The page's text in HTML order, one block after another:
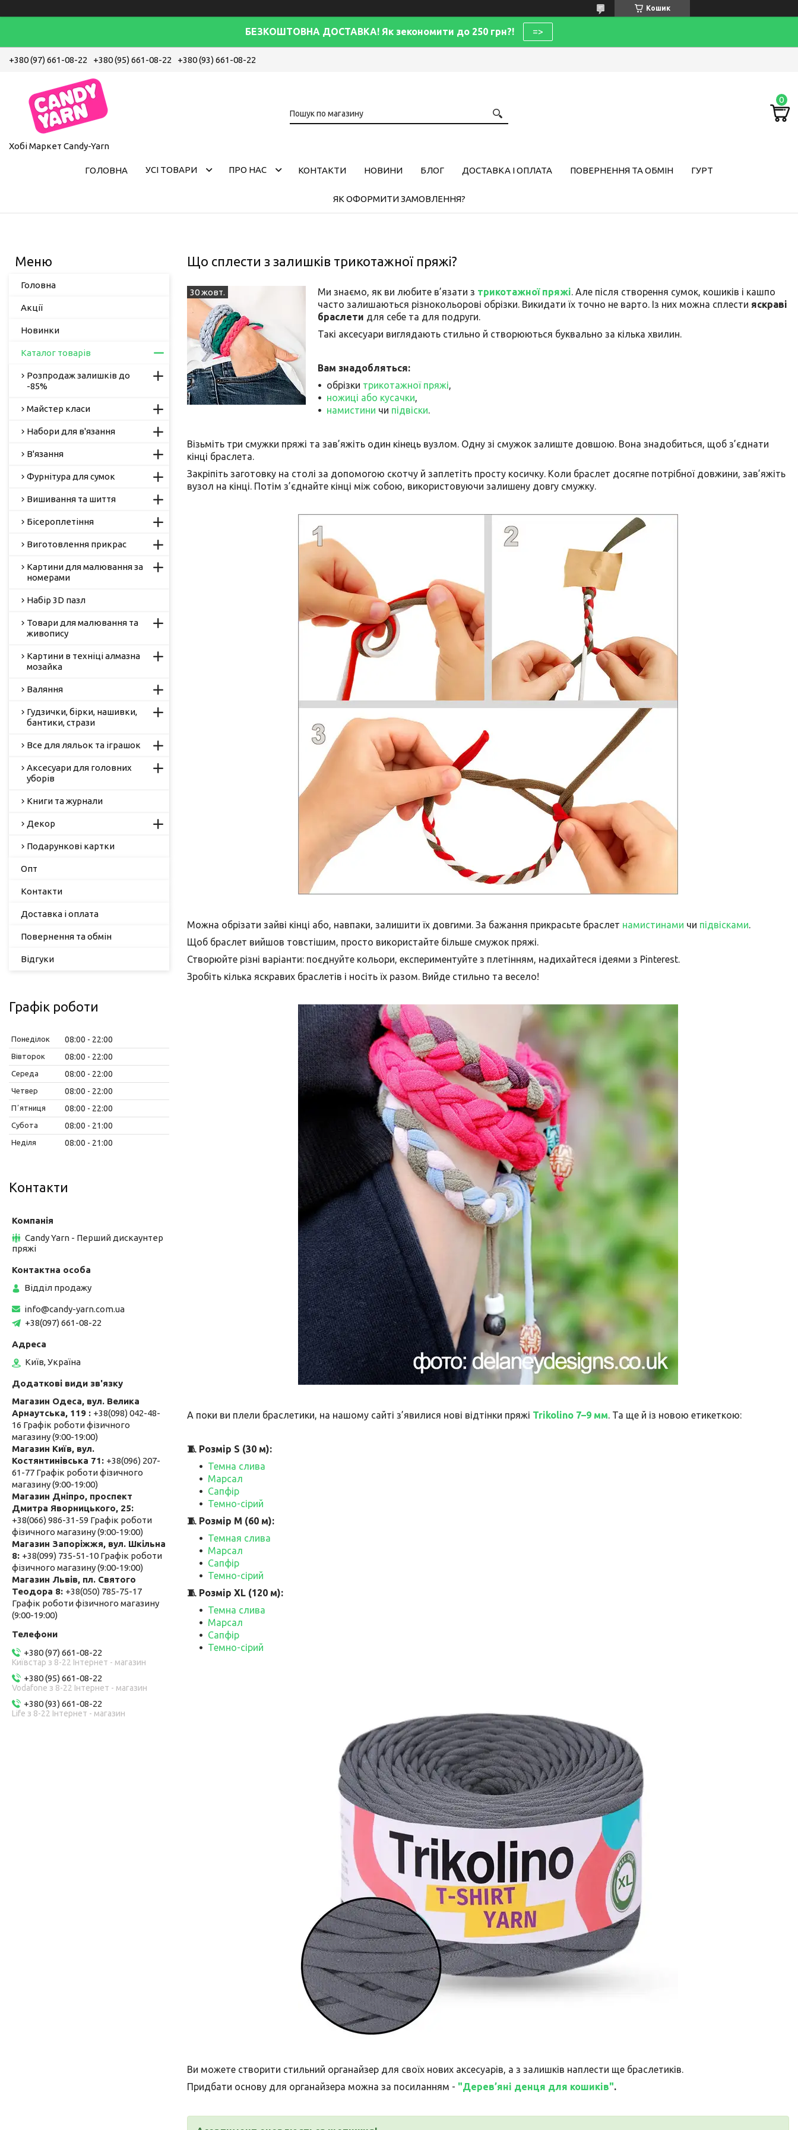
Кошик
БЕЗКОШТОВНА ДОСТАВКА! Як зекономити до 250 грн?! =>
+380 (97) 661-08-22 +380 (95) 661-08-22 +380 (93) 661-08-22
Хобі Маркет Candy-Yarn
ГОЛОВНА УСІ ТОВАРИ ПРО НАС КОНТАКТИ НОВИНИ БЛОГ ДОСТАВКА І ОПЛАТА ПОВЕРНЕННЯ ТА ОБМІН ГУРТ
ЯК ОФОРМИТИ ЗАМОВЛЕННЯ?
Що сплести з залишків трикотажної пряжі?
30 жовт. Ми знаємо, як ви любите в’язати з трикотажної пряжі. Але після створення сумок, кошиків і кашпо
часто залишаються різнокольорові обрізки. Викидати їх точно не варто. Із них можна сплести яскраві
браслети для себе та для подруги.
Такі аксесуари виглядають стильно й створюються буквально за кілька хвилин.
Вам знадобляться:
обрізки трикотажної пряжі,
ножиці або кусачки,
намистини чи підвіски.
Візьміть три смужки пряжі та зав’яжіть один кінець вузлом. Одну зі смужок залиште довшою. Вона знадобиться, щоб з’єднати
кінці браслета.
Закріпіть заготовку на столі за допомогою скотчу й заплетіть просту косичку. Коли браслет досягне потрібної довжини, зав’яжіть
вузол на кінці. Потім з’єднайте кінці між собою, використовуючи залишену довгу смужку.
Можна обрізати зайві кінці або, навпаки, залишити їх довгими. За бажання прикрасьте браслет намистинами чи підвісками.
Щоб браслет вийшов товстішим, просто використайте більше смужок пряжі.
Створюйте різні варіанти: поєднуйте кольори, експериментуйте з плетінням, надихайтеся ідеями з Pinterest.
Зробіть кілька яскравих браслетів і носіть їх разом. Вийде стильно та весело!
А поки ви плели браслетики, на нашому сайті з’явилися нові відтінки пряжі Trikolino 7–9 мм. Та ще й із новою етикеткою:
🧵 Розмір S (30 м):
Темна слива
Марсал
Сапфір
Темно-сірий
🧵 Розмір M (60 м):
Темная слива
Марсал
Сапфір
Темно-сірий
🧵 Розмір XL (120 м):
Темна слива
Марсал
Сапфір
Темно-сірий
Ви можете створити стильний органайзер для своїх нових аксесуарів, а з залишків наплести ще браслетиків.
Придбати основу для органайзера можна за посиланням - "Дерев’яні денця для кошиків".
Головна
Акції
Новинки
Каталог товарів
Розпродаж залишків до
-85%
Майстер класи
Набори для в'язання
В'язання
Фурнітура для сумок
Вишивання та шиття
Бісероплетіння
Виготовлення прикрас
Картини для малювання за
номерами
Набір 3D пазл
Товари для малювання та
живопису
Картини в техніці алмазна
мозайка
Валяння
Гудзички, бірки, нашивки,
бантики, стрази
Все для ляльок та іграшок
Аксесуари для головних
уборів
Книги та журнали
Декор
Подарункові картки
Опт
Контакти
Доставка і оплата
Повернення та обмін
Відгуки
Графік роботи
Понеділок 08:00 22:00
Вівторок 08:00 22:00
Середа 08:00 22:00
Четвер 08:00 22:00
Пʼятниця 08:00 22:00
Субота 08:00 21:00
Неділя 08:00 21:00
Контакти
Candy Yarn - Перший дискаунтер
пряжі
Відділ продажу
info@candy-yarn.com.ua
+38(097) 661-08-22
Київ, Україна
Магазин Одеса, вул. Велика
Арнаутська, 119
+38(098) 042-48-
16 Графік роботи фізичного
магазину (9:00-19:00)
Магазин Київ, вул.
Костянтинівська 71
+38(096) 207-
61-77 Графік роботи фізичного
магазину (9:00-19:00)
Магазин Дніпро, проспект
Дмитра Яворницького, 25
+38(066) 986-31-59 Графік роботи
фізичного магазину (9:00-19:00)
Магазин Запоріжжя, вул. Шкільна
8 +38(099) 735-51-10 Графік роботи
фізичного магазину (9:00-19:00)
Магазин Львів, пл. Святого
Теодора 8 +38(050) 785-75-17
Графік роботи фізичного магазину
(9:00-19:00)
+380 (97) 661-08-22
Київстар з 8-22 Інтернет - магазин
+380 (95) 661-08-22
Vodafone з 8-22 Інтернет - магазин
+380 (93) 661-08-22
Life з 8-22 Інтернет - магазин